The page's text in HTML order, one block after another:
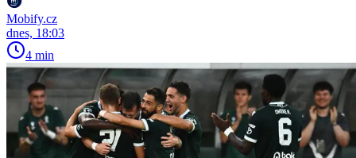
Mobify.cz
dnes, 18:03
4 min